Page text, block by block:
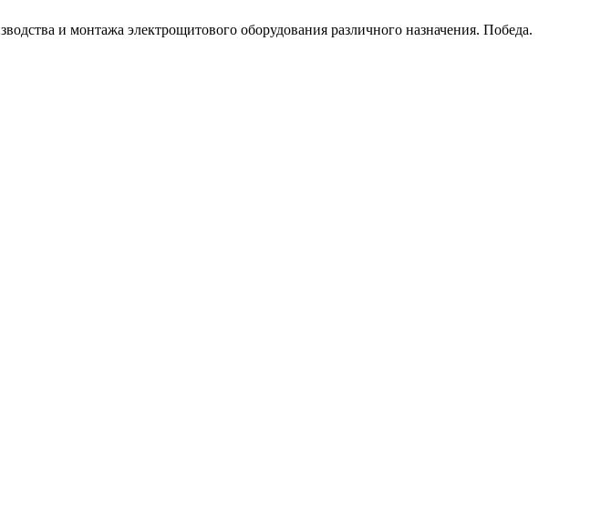
и монтажа электрощитового оборудования различного назначения. Победа.